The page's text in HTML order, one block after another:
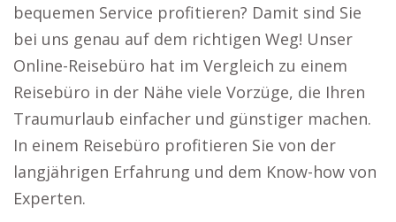
bequemen Service profitieren? Damit sind Sie
bei uns genau auf dem richtigen Weg! Unser
Online-Reisebüro hat im Vergleich zu einem
Reisebüro in der Nähe viele Vorzüge, die Ihren
Traumurlaub einfacher und günstiger machen.
In einem Reisebüro profitieren Sie von der
langjährigen Erfahrung und dem Know-how von
Experten.